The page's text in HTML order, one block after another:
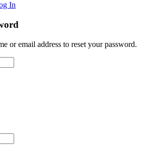
In
or email address to reset your password.